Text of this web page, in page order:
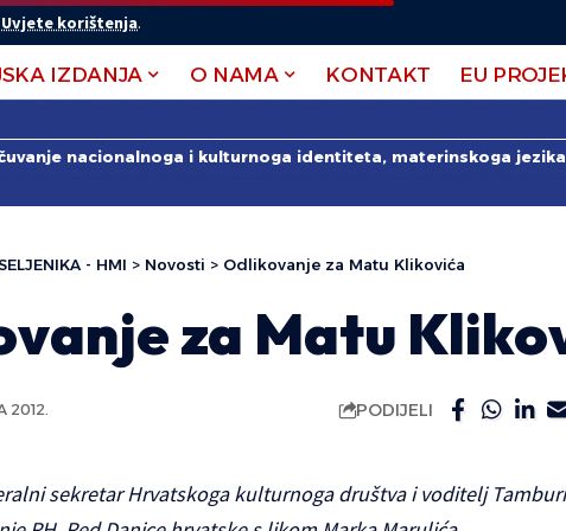
Uvjete korištenja.
IZDANJA O NAMA KONTAKT EU
nacionalnoga i kulturnoga identiteta, materinskoga
- HMI > Novosti > Odlikovanje za Matu Klikovića
za Matu
2012. PODIJELI
sekretar Hrvatskoga kulturnoga društva i voditelj